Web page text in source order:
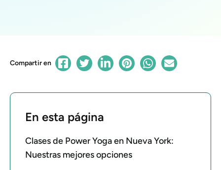
Compartir en
En esta página
Clases de Power Yoga en Nueva York:
Nuestras mejores opciones